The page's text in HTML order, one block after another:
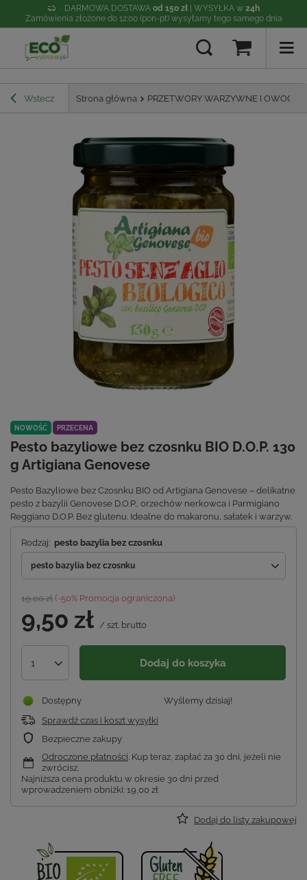
DARMOWA DOSTAWA od 150 zł | WYSYŁKA w 24h
Zamówienia złożone do 12:00 (pon-pt) wysyłamy tego samego dnia
Wstecz Strona główna PRZETWORY WARZYWNE I
NOWOŚĆ PRZECENA
Pesto bazyliowe bez czosnku BIO D.O.P. 130
g Artigiana Genovese
Pesto Bazyliowe bez Czosnku BIO od Artigiana Genovese – delikatne
pesto z bazylii Genovese D.O.P., orzechów nerkowca i Parmigiano
Reggiano D.O.P. Bez glutenu. Idealne do makaronu, sałatek i warzyw.
Rodzaj: pesto bazylia bez czosnku
pesto bazylia bez czosnku
19,00 zł (-50% Promocja ograniczona)
9,50 zł / szt. brutto
1 Dodaj do koszyka
Wyślemy dzisiaj!
Dostępny
Sprawdź czas i koszt wysyłki
Bezpieczne zakupy
Odroczone płatności. Kup teraz, zapłać za 30 dni, jeżeli nie
zwrócisz.
Najniższa cena produktu w okresie 30 dni przed
wprowadzeniem obniżki: 19,00 zł
Dodaj do listy zakupowej